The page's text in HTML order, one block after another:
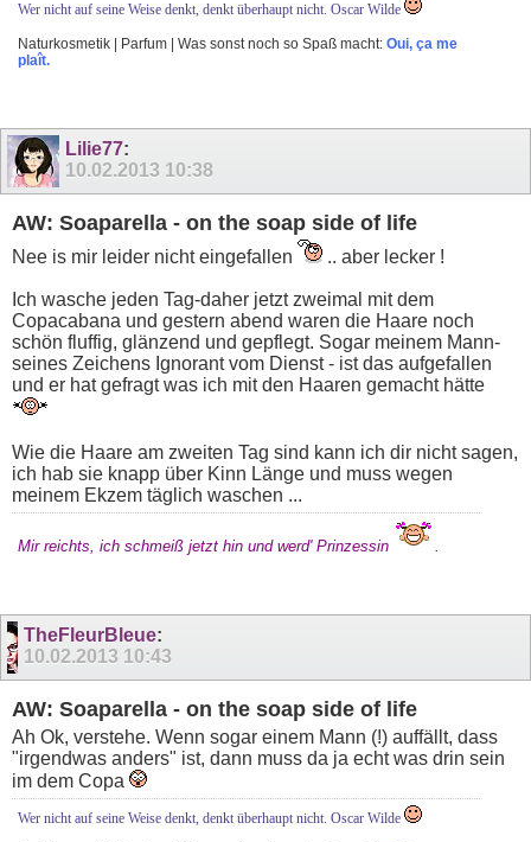
Wer nicht auf seine Weise denkt, denkt überhaupt nicht. Oscar Wilde
Naturkosmetik | Parfum | Was sonst noch so Spaß macht: Oui, ça me
plaît.
Lilie77:
10.02.2013 10:38
AW: Soaparella - on the soap side of life
Nee is mir leider nicht eingefallen .. aber lecker !
Ich wasche jeden Tag-daher jetzt zweimal mit dem
Copacabana und gestern abend waren die Haare noch
schön fluffig, glänzend und gepflegt. Sogar meinem Mann-
seines Zeichens Ignorant vom Dienst - ist das aufgefallen
und er hat gefragt was ich mit den Haaren gemacht hätte
Wie die Haare am zweiten Tag sind kann ich dir nicht sagen,
ich hab sie knapp über Kinn Länge und muss wegen
meinem Ekzem täglich waschen ...
Mir reichts, ich schmeiß jetzt hin und werd' Prinzessin .
TheFleurBleue:
10.02.2013 10:43
AW: Soaparella - on the soap side of life
Ah Ok, verstehe. Wenn sogar einem Mann (!) auffällt, dass
"irgendwas anders" ist, dann muss da ja echt was drin sein
im dem Copa
Wer nicht auf seine Weise denkt, denkt überhaupt nicht. Oscar Wilde